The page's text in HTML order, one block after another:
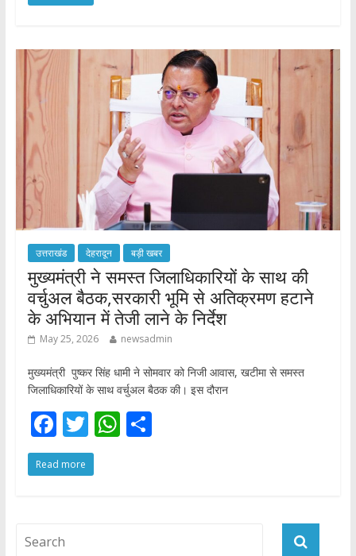
o
k
A
p
p
उत्तराखंड देहरादून बड़ी खबर
मुख्यमंत्री ने समस्त जिलाधिकारियों के साथ की
वर्चुअल बैठक,सरकारी भूमि से अतिक्रमण हटाने
के अभियान में तेजी लाने के निर्देश
May 25, 2026 newsadmin
मुख्यमंत्री पुष्कर सिंह धामी ने सोमवार को निजी आवास, खटीमा से समस्त
जिलाधिकारियों के साथ वर्चुअल बैठक की। इस दौरान
F
ac
e
T
w
itt
W S
Read more